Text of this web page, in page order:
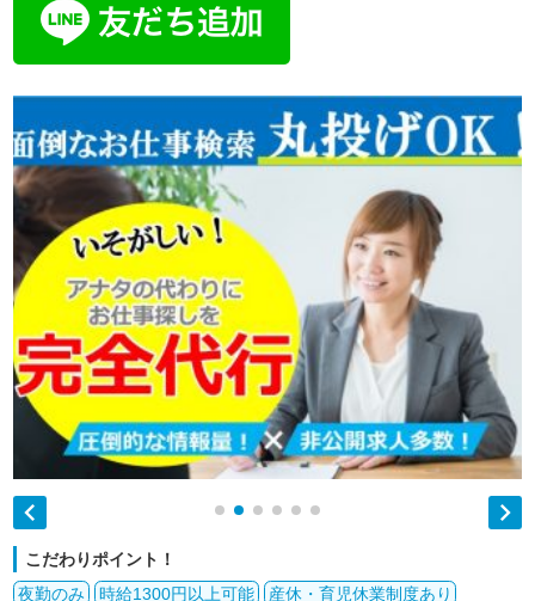
 
こだわりポイント！
夜勤のみ
時給1300円以上可能 産休・育児休業制度あり